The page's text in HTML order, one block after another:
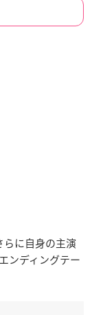
らに自身の主演
ンディングテー